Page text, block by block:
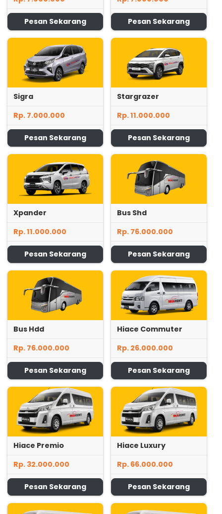
Pesan Sekarang Pesan Sekarang
Sigra
Rp. 7.000.000
Pesan Sekarang
Stargrazer
Rp. 11.000.000
Pesan Sekarang
Xpander
Rp. 11.000.000
Pesan Sekarang
Bus Shd
Rp. 76.000.000
Pesan Sekarang
Bus Hdd
Rp. 76.000.000
Pesan Sekarang
Hiace Commuter
Rp. 26.000.000
Pesan Sekarang
Hiace Premio
Rp. 32.000.000
Pesan Sekarang
Hiace Luxury
Rp. 66.000.000
Pesan Sekarang